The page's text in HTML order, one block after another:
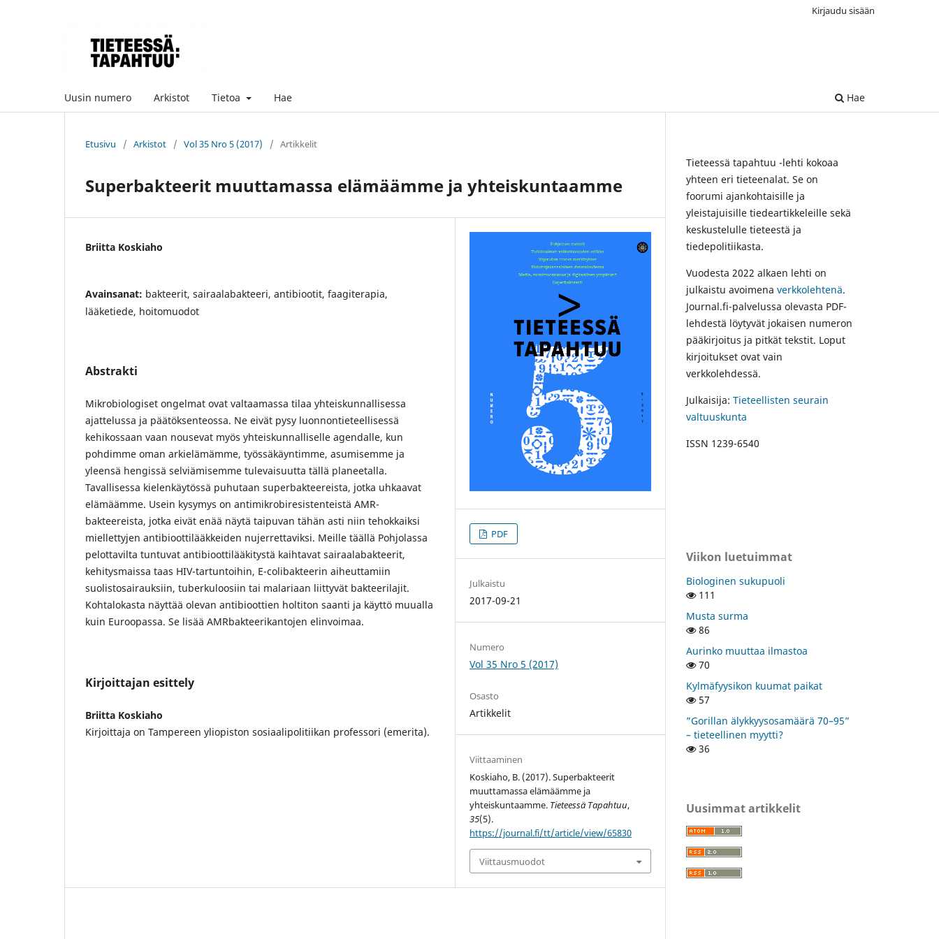
Uusin numero Arkistot Tietoa Hae Hae
Kirjaudu sisään
Etusivu / Arkistot / Vol 35 Nro 5 (2017) / Artikkelit
Superbakteerit muuttamassa elämäämme ja yhteiskuntaamme
Briitta Koskiaho
Avainsanat: bakteerit, sairaalabakteeri, antibiootit, faagiterapia,
lääketiede, hoitomuodot
Abstrakti
Mikrobiologiset ongelmat ovat valtaamassa tilaa yhteiskunnallisessa
ajattelussa ja päätöksenteossa. Ne eivät pysy luonnontieteellisessä
kehikossaan vaan nousevat myös yhteiskunnalliselle agendalle, kun
pohdimme oman arkielämämme, työssäkäyntimme, asumisemme ja
yleensä hengissä selviämisemme tulevaisuutta tällä planeetalla.
Tavallisessa kielenkäytössä puhutaan superbakteereista, jotka uhkaavat
elämäämme. Usein kysymys on antimikrobiresistenteistä AMR-
bakteereista, jotka eivät enää näytä taipuvan tähän asti niin tehokkaiksi
miellettyjen antibioottilääkkeiden nujerrettaviksi. Meille täällä Pohjolassa
pelottavilta tuntuvat antibioottilääkitystä kaihtavat sairaalabakteerit,
kehitysmaissa taas HIV-tartuntoihin, E-colibakteerin aiheuttamiin
suolistosairauksiin, tuberkuloosiin tai malariaan liittyvät bakteerilajit.
Kohtalokasta näyttää olevan antibioottien holtiton saanti ja käyttö muualla
kuin Euroopassa. Se lisää AMRbakteerikantojen elinvoimaa.
Kirjoittajan esittely
Briitta Koskiaho
Kirjoittaja on Tampereen yliopiston sosiaalipolitiikan professori (emerita).
PDF
Julkaistu
2017-09-21
Numero
Vol 35 Nro 5 (2017)
Osasto
Artikkelit
Viittaaminen
Koskiaho, B. (2017). Superbakteerit
muuttamassa elämäämme ja
yhteiskuntaamme. Tieteessä Tapahtuu,
35(5).
https://journal.fi/tt/article/view/65830
Viittausmuodot
Tieteessä tapahtuu -lehti kokoaa
yhteen eri tieteenalat. Se on
foorumi ajankohtaisille ja
yleistajuisille tiedeartikkeleille sekä
keskustelulle tieteestä ja
tiedepolitiikasta.
Vuodesta 2022 alkaen lehti on
julkaistu avoimena verkkolehtenä.
Journal.fi-palvelussa olevasta PDF-
lehdestä löytyvät jokaisen numeron
pääkirjoitus ja pitkät tekstit. Loput
kirjoitukset ovat vain
verkkolehdessä.
Julkaisija: Tieteellisten seurain
valtuuskunta
ISSN 1239-6540
Viikon luetuimmat
Biologinen sukupuoli
111
Musta surma
86
Aurinko muuttaa ilmastoa
70
Kylmäfyysikon kuumat paikat
57
”Gorillan älykkyysosamäärä 70–95”
– tieteellinen myytti?
36
Uusimmat artikkelit